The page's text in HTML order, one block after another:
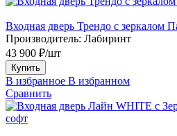
Входная дверь Трендо с зеркалом
Производитель: Лабиринт
43 900 ₽/шт
Купить
В избранное В избранном
Сравнить